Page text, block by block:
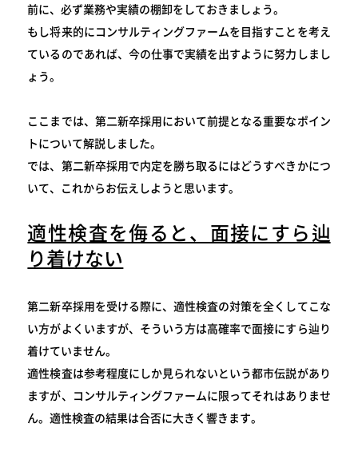
前に、必ず業務や実績の棚卸をしておきましょう。
もし将来的にコンサルティングファームを目指すことを考え
ているのであれば、今の仕事で実績を出すように努力しまし
ょう。
ここまでは、第二新卒採用において前提となる重要なポイン
トについて解説しました。
では、第二新卒採用で内定を勝ち取るにはどうすべきかにつ
いて、これからお伝えしようと思います。
適性検査を侮ると、面接にすら辿
り着けない
第二新卒採用を受ける際に、適性検査の対策を全くしてこな
い方がよくいますが、そういう方は高確率で面接にすら辿り
着けていません。
適性検査は参考程度にしか見られないという都市伝説があり
ますが、コンサルティングファームに限ってそれはありませ
ん。適性検査の結果は合否に大きく響きます。